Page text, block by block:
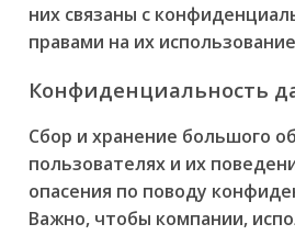
них связаны с
правами на их
Конфиденциальность
Сбор и хранение большого
пользователях и их
опасения по поводу
Важно, чтобы компании,